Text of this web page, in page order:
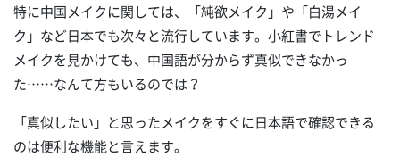
特に中国メイクに関しては、「純欲メイク」や「白湯メイ
ク」など日本でも次々と流行しています。小紅書でトレンド
メイクを見かけても、中国語が分からず真似できなかっ
た……なんて方もいるのでは？
「真似したい」と思ったメイクをすぐに日本語で確認できる
のは便利な機能と言えます。